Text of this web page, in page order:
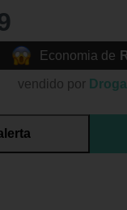
Economia de
vendido por